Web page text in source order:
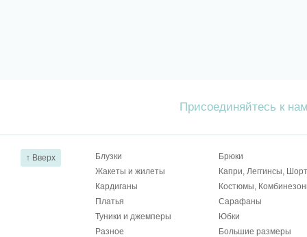
Присоединяйтесь к
↑ Вверх Блузки
Брюки
Жакеты и жилеты
Капри, Леггинсы,
Кардиганы
Костюмы,
Платья
Сарафаны
Туники и джемперы
Юбки
Разное
Большие размеры